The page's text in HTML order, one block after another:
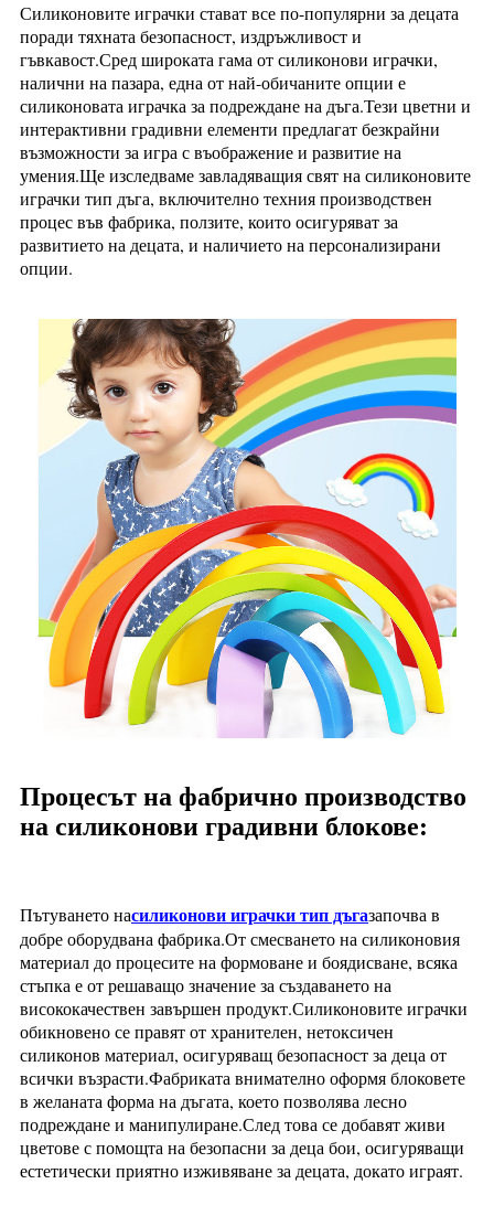
Силиконовите играчки стават все по-популярни за децата
поради тяхната безопасност, издръжливост и
гъвкавост.Сред широката гама от силиконови играчки,
налични на пазара, една от най-обичаните опции е
силиконовата играчка за подреждане на дъга.Тези цветни и
интерактивни градивни елементи предлагат безкрайни
възможности за игра с въображение и развитие на
умения.Ще изследваме завладяващия свят на силиконовите
играчки тип дъга, включително техния производствен
процес във фабрика, ползите, които осигуряват за
развитието на децата, и наличието на персонализирани
опции.
Процесът на фабрично производство
на силиконови градивни блокове:
Пътуването насиликонови играчки тип дъгазапочва в
добре оборудвана фабрика.От смесването на силиконовия
материал до процесите на формоване и боядисване, всяка
стъпка е от решаващо значение за създаването на
висококачествен завършен продукт.Силиконовите играчки
обикновено се правят от хранителен, нетоксичен
силиконов материал, осигуряващ безопасност за деца от
всички възрасти.Фабриката внимателно оформя блоковете
в желаната форма на дъгата, което позволява лесно
подреждане и манипулиране.След това се добавят живи
цветове с помощта на безопасни за деца бои, осигуряващи
естетически приятно изживяване за децата, докато играят.